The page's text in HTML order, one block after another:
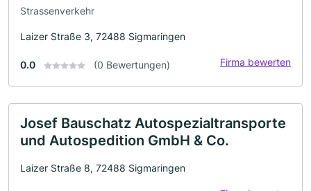
Strassenverkehr
Laizer Straße 3, 72488 Sigmaringen
0.0 (0 Bewertungen) Firma bewerten
Josef Bauschatz Autospezialtransporte
und Autospedition GmbH & Co.
Laizer Straße 8, 72488 Sigmaringen